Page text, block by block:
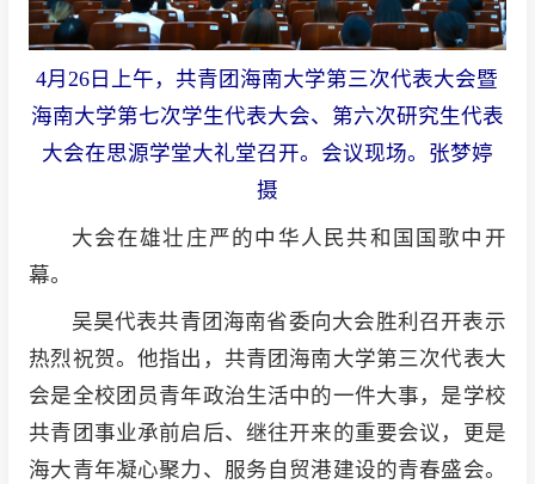
4月26日上午，共青团海南大学第三次代表大会暨
海南大学第七次学生代表大会、第六次研究生代表
大会在思源学堂大礼堂召开。会议现场。张梦婷
摄
大会在雄壮庄严的中华人民共和国国歌中开
幕。
吴昊代表共青团海南省委向大会胜利召开表示
热烈祝贺。他指出，共青团海南大学第三次代表大
会是全校团员青年政治生活中的一件大事，是学校
共青团事业承前启后、继往开来的重要会议，更是
海大青年凝心聚力、服务自贸港建设的青春盛会。